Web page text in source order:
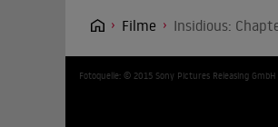
Filme Insidious:
Fotoquelle: © 2015 Sony Pictures Releasing GmbH